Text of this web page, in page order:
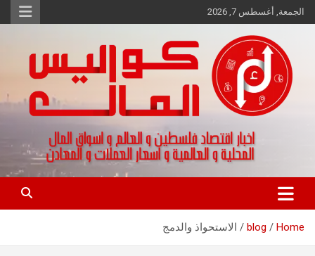
Skip
to
الجمعة, أغسطس 7, 2026
كواليس المال
اخبار اقتصاد فلسطين و العالم و تقارير اسواق المال و العملات
Home
blog الاستحواذ والدمج